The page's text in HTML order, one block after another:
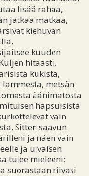
lisää rahaa,
jatkaa matkaa,
kiehuvan
kuuden
hitaasti,
kukista,
metsän
äänimatosta
hapsuisista
vain
Sitten saavun
ja näen vain
ja ulvaisen
tulee mieleeni:
suorastaan riivasi